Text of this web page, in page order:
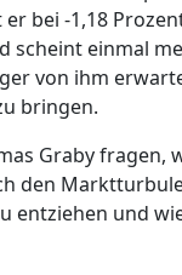
er bei -1,18
scheint einmal
von ihm
bringen.
Graby fragen,
den
entziehen und